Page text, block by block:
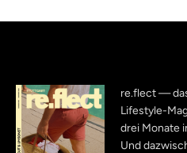
re.flect —
Lifestyle-
drei Monate
Und